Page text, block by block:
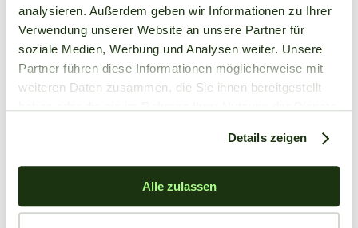
analysieren. Außerdem geben wir Informationen zu Ihrer
Verwendung unserer Website an unsere Partner für
soziale Medien, Werbung und Analysen weiter. Unsere
Partner führen diese Informationen möglicherweise mit
weiteren Daten zusammen, die Sie ihnen bereitgestellt
Details zeigen
Alle zulassen